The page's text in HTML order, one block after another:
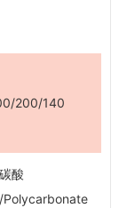
200/140
酸
Polycarbonate